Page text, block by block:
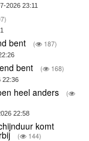
2026 23:11
bent ( 187)
bent ( 168)
22:36
heel anders
(
22:58
komt
( 144)